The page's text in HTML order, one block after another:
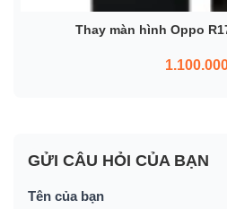
Thay màn hình Oppo
GỬI CÂU HỎI CỦA BẠN
Tên của bạn